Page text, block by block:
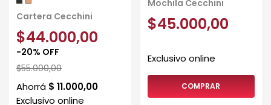
Cartera Cecchini
$44.000,00
-20% OFF
$55.000,00
Mochila Cecchini
$45.000,00